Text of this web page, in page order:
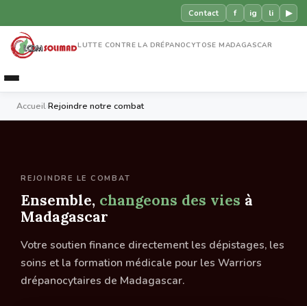
Contact f ig li ▶
LUTTE CONTRE LA DRÉPANOCYTOSE MADAGASCAR
AccueilRejoindre notre combat
REJOINDRE LE COMBAT
Ensemble, changeons des vies à
Madagascar
Votre soutien finance directement les dépistages, les
soins et la formation médicale pour les Warriors
drépanocytaires de Madagascar.